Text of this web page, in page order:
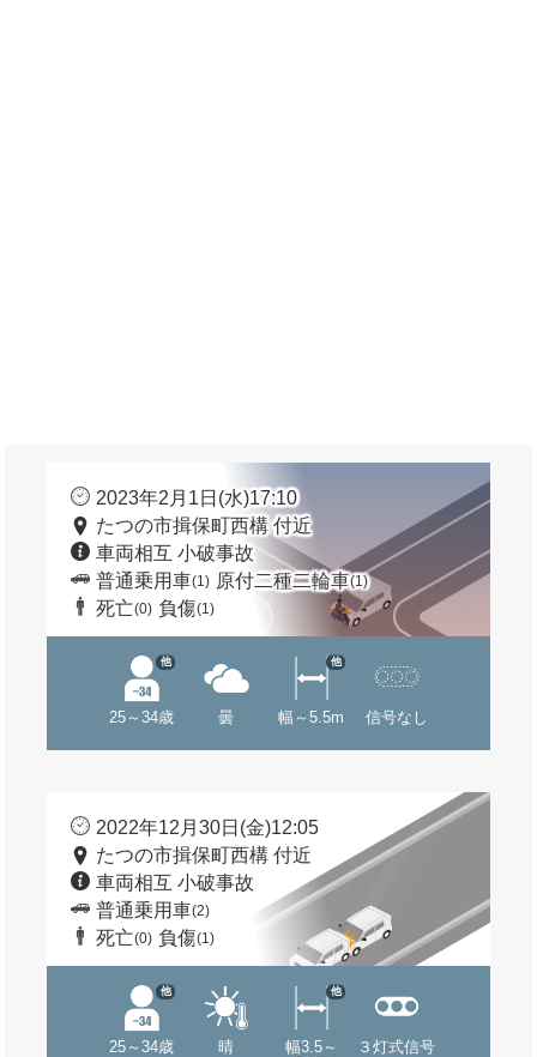
2023年2月1日(水)17:10
たつの市揖保町西構 付近
車両相互 小破事故
普通乗用車(1) 原付二種二輪車(1)
死亡(0) 負傷(1)
25～34歳
他
曇 幅～5.5m
他
信号なし
2022年12月30日(金)12:05
たつの市揖保町西構 付近
車両相互 小破事故
普通乗用車(2)
死亡(0) 負傷(1)
25～34歳
他
晴
幅3.5～
他
３灯式信号